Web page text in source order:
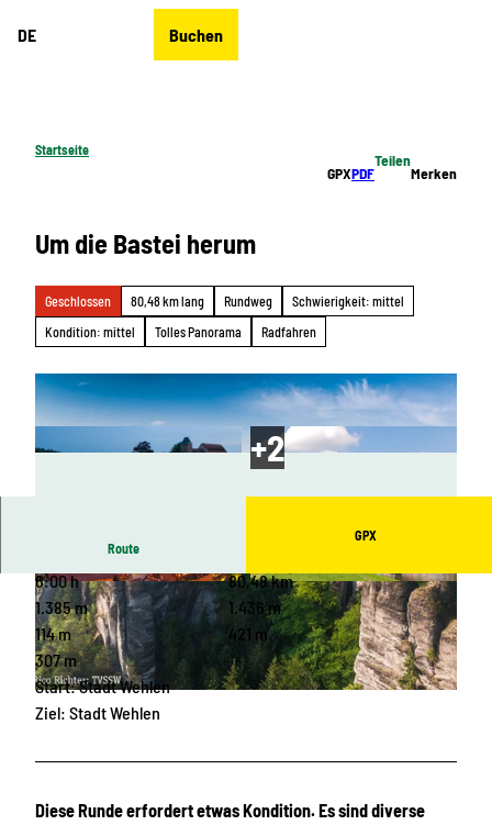
DE Buchen
Startseite
GPXPDF
Teilen
Merken
Um die Bastei herum
Geschlossen 80,48 km lang Rundweg
Schwierigkeit: mittel
Kondition: mittel
Tolles Panorama Radfahren
© Rico Richter, Tourismusverband Sächsische
Schweiz
© totalpics - fotolia.com, Tourismusverband Sä
chsische Schweiz
Route
GPX
6:00 h
80,48 km
1.385 m
1.436 m
114 m
421 m
307 m
Start: Stadt Wehlen
Ziel: Stadt Wehlen
Diese Runde erfordert etwas Kondition. Es sind diverse